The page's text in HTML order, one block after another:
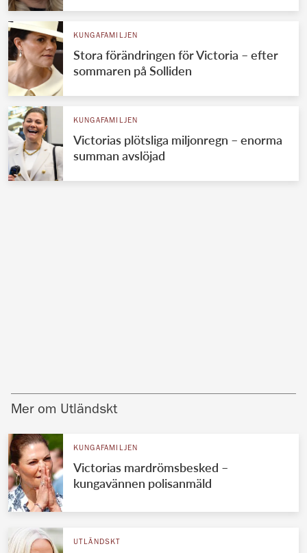
KUNGAFAMILJEN
Stora förändringen för Victoria – efter
sommaren på Solliden
KUNGAFAMILJEN
Victorias plötsliga miljonregn – enorma
summan avslöjad
Mer om Utländskt
KUNGAFAMILJEN
Victorias mardrömsbesked –
kungavännen polisanmäld
UTLÄNDSKT